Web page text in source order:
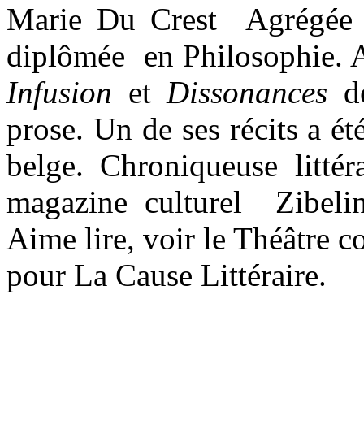
Marie Du Crest Agrégée
diplômée en Philosophie.
Infusion et Dissonances
prose. Un de ses récits a
belge. Chroniqueuse
magazine culturel
Aime lire, voir le Théâtre
pour La Cause Littéraire.